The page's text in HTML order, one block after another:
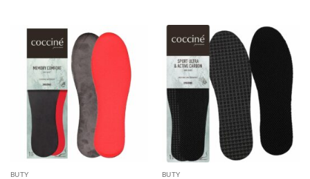
BUTY BUTY